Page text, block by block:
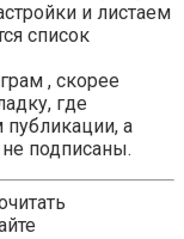
и листаем
список
, скорее
где
а
подписаны.